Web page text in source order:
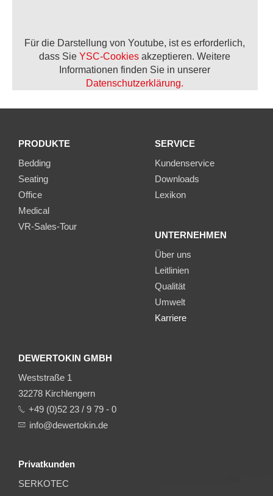
Für die Darstellung von Youtube, ist es erforderlich,
dass SieYSC-Cookiesakzeptieren. Weitere
Informationen finden Sie in unserer
Datenschutzerklärung.
PRODUKTE
Bedding
Seating
Office
Medical
VR-Sales-Tour
SERVICE
Kundenservice
Downloads
Lexikon
UNTERNEHMEN
Über uns
Leitlinien
Qualität
Umwelt
Karriere
DEWERTOKIN GMBH
Weststraße 1
32278 Kirchlengern
+49 (0)52 23 / 9 79 - 0
info@dewertokin.de
Privatkunden
SERKOTEC